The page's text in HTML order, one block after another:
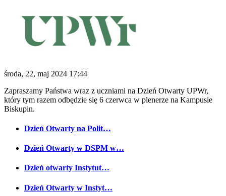
środa, 22, maj 2024 17:44
Zapraszamy Państwa wraz z uczniami na Dzień Otwarty UPWr,
który tym razem odbędzie się 6 czerwca w plenerze na Kampusie
Biskupin.
Dzień Otwarty na Polit…
Dzień Otwarty w DSPM w…
Dzień otwarty Instytut…
Dzień Otwarty w Instyt…